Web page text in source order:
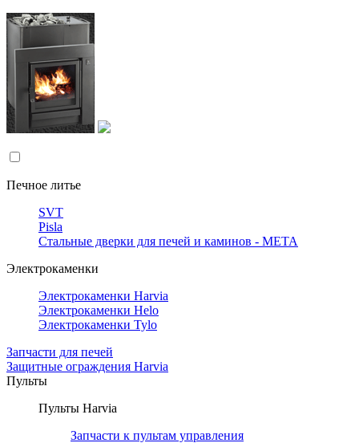
Печное литье
SVT
Pisla
Стальные дверки для печей и каминов - META
Электрокаменки
Электрокаменки Harvia
Электрокаменки Helo
Электрокаменки Tylo
Запчасти для печей
Защитные ограждения Harvia
Пульты
Пульты Harvia
Запчасти к пультам управления